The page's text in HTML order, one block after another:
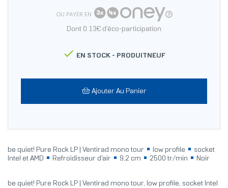
OU PAYER EN
Dont 0.13€ d'éco-participation
 EN STOCK - PRODUITNEUF
Ajouter Au Panier
be quiet! Pure Rock LP | Ventirad mono tour low profile
socket
Intel et AMD
Refroidisseur d'air 9,2 cm 2500 tr/min Noir
be quiet! Pure Rock LP | Ventirad mono tour, low profile, socket Intel